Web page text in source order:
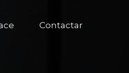
Contactar